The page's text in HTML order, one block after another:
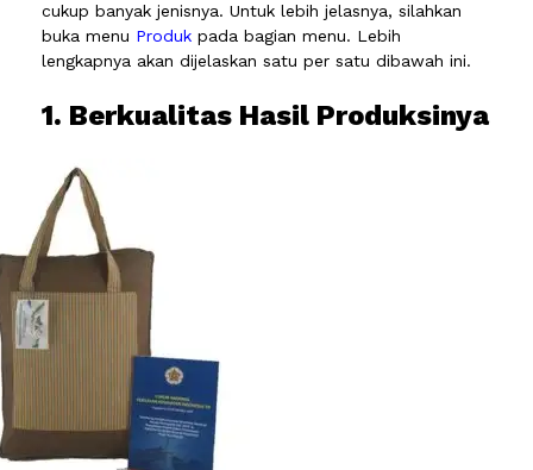
cukup banyak jenisnya. Untuk lebih jelasnya, silahkan
buka menu Produk pada bagian menu. Lebih
lengkapnya akan dijelaskan satu per satu dibawah ini.
1. Berkualitas Hasil Produksinya